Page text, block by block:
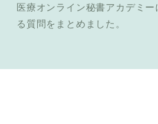
医療オンライン秘書アカデミ
る質問をまとめました。